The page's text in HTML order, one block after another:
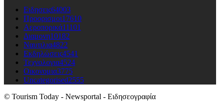
Ειδησεις64003
Προορισμοι17610
Αεροπορικά11101
Διαμονη10182
Ναυτιλια4822
Εκδηλώσεις4541
Τεχνολογια4524
Οικονομια3775
Uncategorised2555
© Tourism Today - Newsportal - Ειδησεογραφία